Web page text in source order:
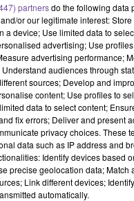
restaurant de la
un serveur de
de la Souterraine
partnersdo the following data
or our legitimate interest:
a device; Use limited data to
advertising; Use
advertising performance;
audiences through
sources; Develop and
content; Use profiles to
data to select content;
fix errors; Deliver and present
privacy choices. These
data such as IP address and
Identify devices based
precise geolocation data; Match
Link different devices;
automatically.